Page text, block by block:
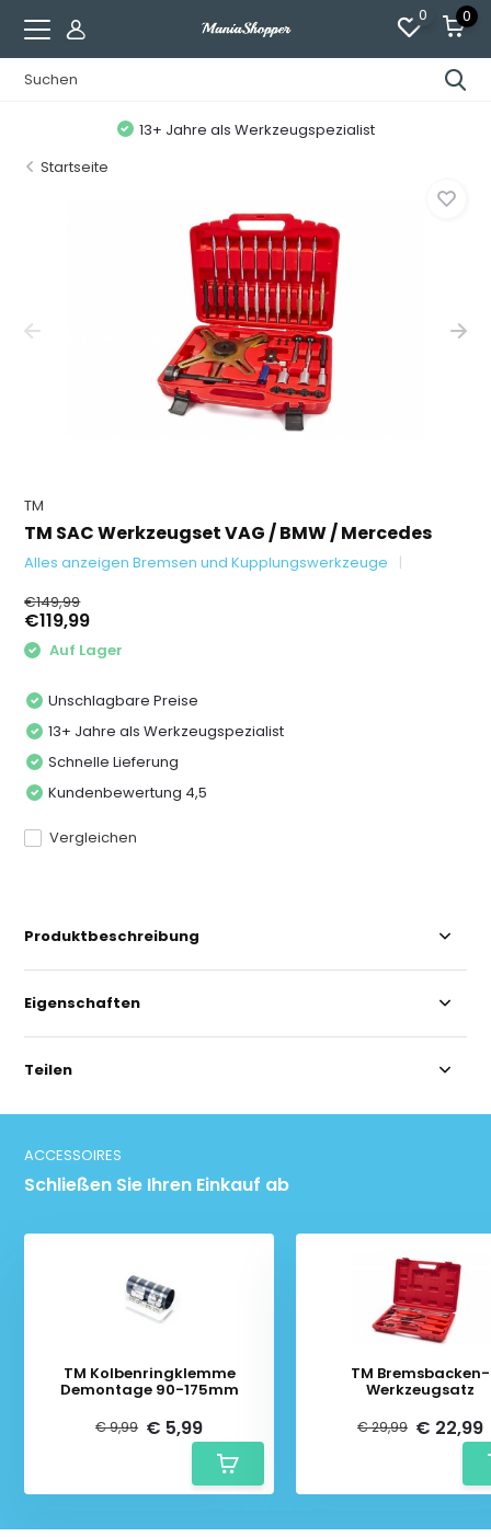
0 0
13+ Jahre als Werkzeugspezialist
Startseite
TM
TM SAC Werkzeugset VAG / BMW / Mercedes
Alles anzeigen Bremsen und Kupplungswerkzeuge
€149,99
€119,99
Auf Lager
Unschlagbare Preise
13+ Jahre als Werkzeugspezialist
Schnelle Lieferung
Kundenbewertung 4,5
Vergleichen
Produktbeschreibung
Eigenschaften
Teilen
ACCESSOIRES
Schließen Sie Ihren Einkauf ab
TM Kolbenringklemme
Demontage 90-175mm
€ 9,99 € 5,99
TM Bremsbacken-
Werkzeugsatz
€ 29,99 € 22,99